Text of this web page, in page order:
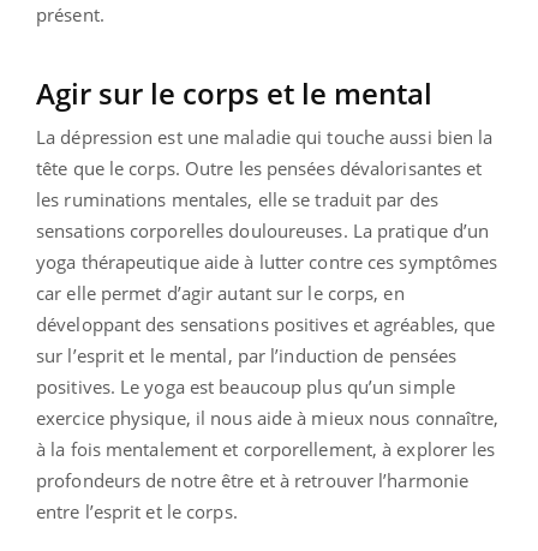
présent.
Agir sur le corps et le mental
La dépression est une maladie qui touche aussi bien la
tête que le corps. Outre les pensées dévalorisantes et
les ruminations mentales, elle se traduit par des
sensations corporelles douloureuses. La pratique d’un
yoga thérapeutique aide à lutter contre ces symptômes
car elle permet d’agir autant sur le corps, en
développant des sensations positives et agréables, que
sur l’esprit et le mental, par l’induction de pensées
positives. Le yoga est beaucoup plus qu’un simple
exercice physique, il nous aide à mieux nous connaître,
à la fois mentalement et corporellement, à explorer les
profondeurs de notre être et à retrouver l’harmonie
entre l’esprit et le corps.